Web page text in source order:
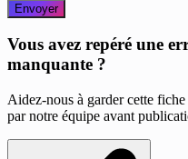
Envoyer
Vous avez repéré une
manquante ?
Aidez-nous à garder cette
par notre équipe avant